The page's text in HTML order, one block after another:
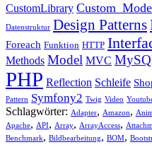
CustomLibrary
Datenstruktur Design Patterns
Foreach Funktion HTTP
Methods Model MVC
PHP Reflection Schleife
Pattern Symfony2 Twig Video
Schlagwörter: Adapter, Amazon,
Apache, API, Array, ArrayAccess,
Benchmark, Bildbearbeitung, BOM,